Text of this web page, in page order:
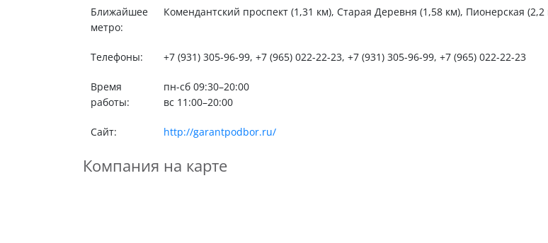
Ближайшее
метро:
Комендантский проспект (1,31 км), Старая Деревня (1,58 км), Пионерская (2,2
Телефоны: +7 (931) 305-96-99, +7 (965) 022-22-23, +7 (931) 305-96-99, +7 (965) 022-22-23
Время
работы:
пн-сб 09:30–20:00
вс 11:00–20:00
Сайт: http://garantpodbor.ru/
Компания на карте